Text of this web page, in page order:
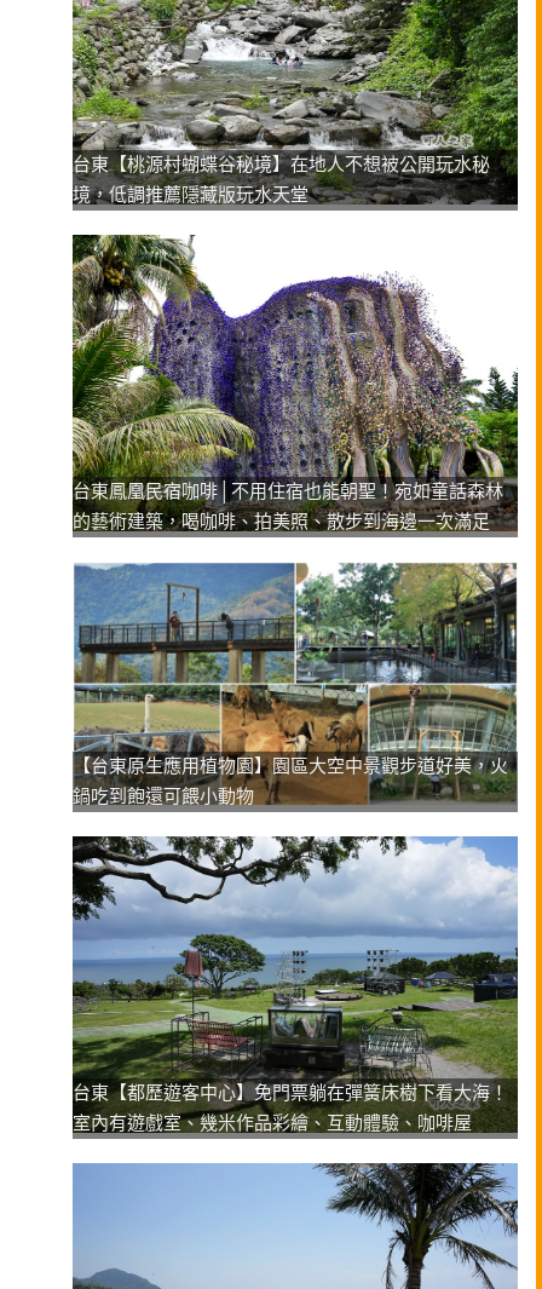
台東【桃源村蝴蝶谷秘境】在地人不想被公開玩水秘
境，低調推薦隱藏版玩水天堂
台東鳳凰民宿咖啡│不用住宿也能朝聖！宛如童話森林
的藝術建築，喝咖啡、拍美照、散步到海邊一次滿足
【台東原生應用植物園】園區大空中景觀步道好美，火
鍋吃到飽還可餵小動物
台東【都歷遊客中心】免門票躺在彈簧床樹下看大海！
室內有遊戲室、幾米作品彩繪、互動體驗、咖啡屋